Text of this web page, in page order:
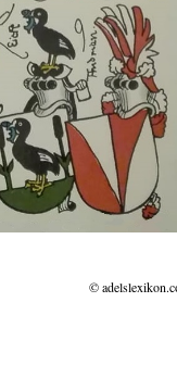
©